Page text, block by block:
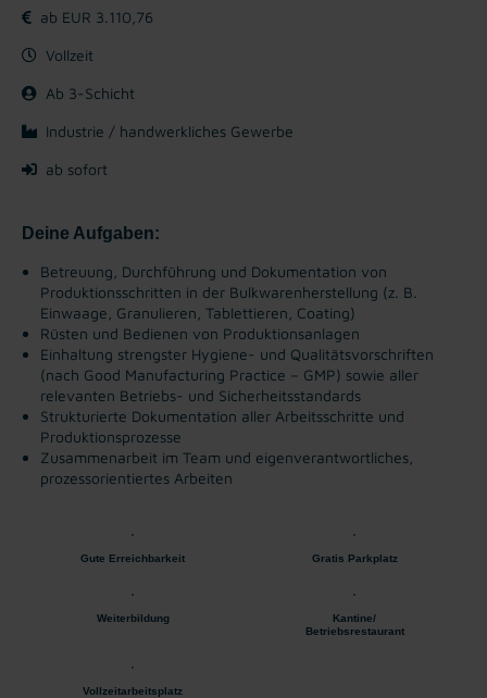
ab EUR 3.110,76
Vollzeit
Ab 3-Schicht
Industrie / handwerkliches Gewerbe
ab sofort
Deine Aufgaben:
Betreuung, Durchführung und Dokumentation von
Produktionsschritten in der Bulkwarenherstellung (z. B.
Einwaage, Granulieren, Tablettieren, Coating)
Rüsten und Bedienen von Produktionsanlagen
Einhaltung strengster Hygiene- und Qualitätsvorschriften
(nach Good Manufacturing Practice – GMP) sowie aller
relevanten Betriebs- und Sicherheitsstandards
Strukturierte Dokumentation aller Arbeitsschritte und
Produktionsprozesse
Zusammenarbeit im Team und eigenverantwortliches,
prozessorientiertes Arbeiten
Gute Erreichbarkeit Gratis Parkplatz
Weiterbildung
Kantine/
Betriebsrestaurant
Vollzeitarbeitsplatz